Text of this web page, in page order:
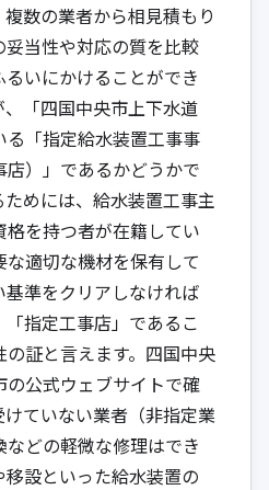
数の業者から相見積もり
当性や対応の質を比較
いにかけることができ
「四国中央市上下水道
「指定給水装置工事事
）」であるかどうかで
めには、給水装置工事主
を持つ者が在籍してい
適切な機材を保有して
準をクリアしなければ
指定工事店」であるこ
証と言えます。四国中央
公式ウェブサイトで確
ていない業者（非指定業
どの軽微な修理はでき
設といった給水装置の